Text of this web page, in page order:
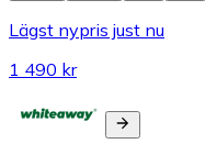
Lägst nypris just nu
1 490 kr